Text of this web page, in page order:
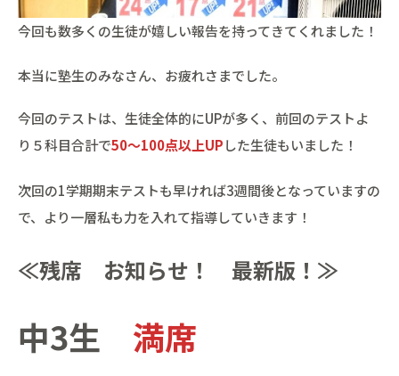
今回も数多くの生徒が嬉しい報告を持ってきてくれました！
本当に塾生のみなさん、お疲れさまでした。
今回のテストは、生徒全体的にUPが多く、前回のテストよ
り５科目合計で50～100点以上UPした生徒もいました！
次回の1学期期末テストも早ければ3週間後となっていますの
で、より一層私も力を入れて指導していきます！
≪残席 お知らせ！ 最新版！≫
中3生 満席